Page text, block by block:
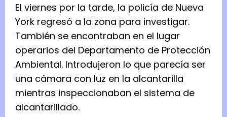
El viernes por la tarde, la policía de Nueva
York regresó a la zona para investigar.
También se encontraban en el lugar
operarios del Departamento de Protección
Ambiental. Introdujeron lo que parecía ser
una cámara con luz en la alcantarilla
mientras inspeccionaban el sistema de
alcantarillado.